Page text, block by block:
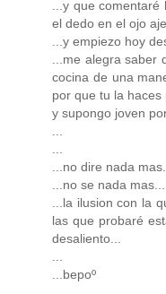
...y que
el dedo en el ojo
...y empiezo hoy
...me alegra
cocina de una
por que tu la haces
y supongo joven por
...no dire nada mas...
...no se nada mas...
...la ilusion con la
las que probaré
desaliento...
...bepoº